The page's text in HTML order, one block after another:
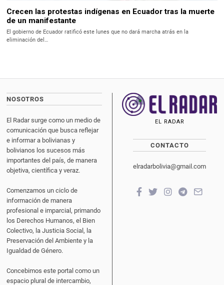
Crecen las protestas indígenas en Ecuador tras la muerte
de un manifestante
El gobierno de Ecuador ratificó este lunes que no dará marcha atrás en la
eliminación del…
NOSOTROS
El Radar surge como un medio de
comunicación que busca reflejar
e informar a bolivianas y
bolivianos los sucesos más
importantes del país, de manera
objetiva, científica y veraz.
Comenzamos un ciclo de
información de manera
profesional e imparcial, primando
los Derechos Humanos, el Bien
Colectivo, la Justicia Social, la
Preservación del Ambiente y la
Igualdad de Género.
Concebimos este portal como un
espacio plural de intercambio,
EL RADAR
CONTACTO
elradarbolivia@gmail.com